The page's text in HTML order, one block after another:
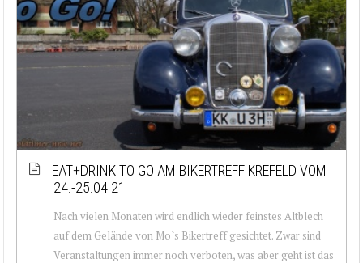
EAT+DRINK TO GO AM BIKERTREFF KREFELD VOM
24.-25.04.21
Nach vielen Monaten wird endlich wieder feinstes Altblech
auf dem Gelände von Mo`s Bikertreff gesichtet. Zwar sind
Veranstaltungen immer noch verboten, was aber geht ist das